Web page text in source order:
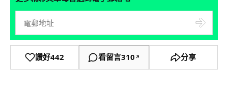
讚好442 看留言310 ↗ 分享